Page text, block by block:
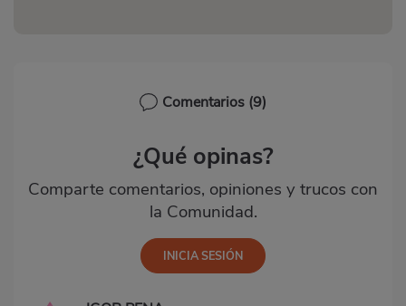
Comentarios (9)
¿Qué opinas?
Comparte comentarios, opiniones y trucos con
la Comunidad.